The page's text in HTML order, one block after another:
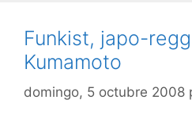
Funkist, japo-
Kumamoto
domingo, 5 octubre 2008